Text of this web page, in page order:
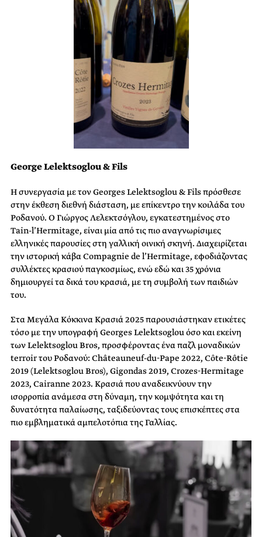
George Lelektsoglou & Fils
Η συνεργασία με τον Georges Lelektsoglou & Fils πρόσθεσε
στην έκθεση διεθνή διάσταση, με επίκεντρο την κοιλάδα του
Ροδανού. Ο Γιώργος Λελεκτσόγλου, εγκατεστημένος στο
Tain-l’Hermitage, είναι μία από τις πιο αναγνωρίσιμες
ελληνικές παρουσίες στη γαλλική οινική σκηνή. Διαχειρίζεται
την ιστορική κάβα Compagnie de l’Hermitage, εφοδιάζοντας
συλλέκτες κρασιού παγκοσμίως, ενώ εδώ και 35 χρόνια
δημιουργεί τα δικά του κρασιά, με τη συμβολή των παιδιών
του.
Στα Μεγάλα Κόκκινα Κρασιά 2025 παρουσιάστηκαν ετικέτες
τόσο με την υπογραφή Georges Lelektsoglou όσο και εκείνη
των Lelektsoglou Bros, προσφέροντας ένα παζλ μοναδικών
terroir του Ροδανού: Châteauneuf-du-Pape 2022, Côte-Rôtie
2019 (Lelektsoglou Bros), Gigondas 2019, Crozes-Hermitage
2023, Cairanne 2023. Κρασιά που αναδεικνύουν την
ισορροπία ανάμεσα στη δύναμη, την κομψότητα και τη
δυνατότητα παλαίωσης, ταξιδεύοντας τους επισκέπτες στα
πιο εμβληματικά αμπελοτόπια της Γαλλίας.